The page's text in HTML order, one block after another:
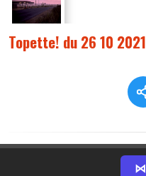
Topette! du 26 10 2021
⋈